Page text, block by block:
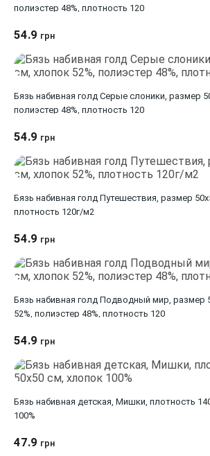
полиэстер 48%, плотность 120
54.9 грн
Бязь набивная голд Серые слоники, размер
полиэстер 48%, плотность 120
54.9 грн
Бязь набивная голд Путешествия, размер
плотность 120г/м2
54.9 грн
Бязь набивная голд Подводный мир, размер
52%, полиэстер 48%, плотность 120
54.9 грн
Бязь набивная детская, Мишки, плотность 140,
100%
47.9 грн